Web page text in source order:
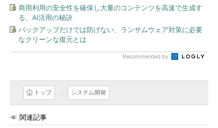
商用利用の安全性を確保し大量のコンテンツを高速で生成す
る、AI活用の秘訣
バックアップだけでは防げない、ランサムウェア対策に必要
なクリーンな復元とは
Recommended by
トップ システム開発
関連記事